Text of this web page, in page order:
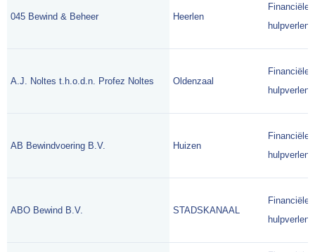
045 Bewind & Beheer Heerlen
Financiële
A.J. Noltes t.h.o.d.n. Profez Noltes Oldenzaal
Financiële
AB Bewindvoering B.V. Huizen
Financiële
ABO Bewind B.V. STADSKANAAL
Financiële